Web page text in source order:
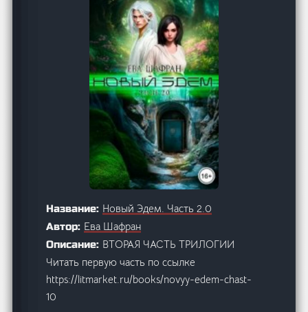
Название: Новый Эдем. Часть 2.0
Автор: Ева Шафран
Описание: ВТОРАЯ ЧАСТЬ ТРИЛОГИИ
Читать первую часть по ссылке
https://litmarket.ru/books/novyy-edem-chast-
10